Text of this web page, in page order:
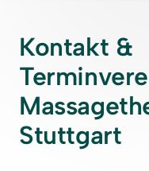
Kontakt &
Stuttgart